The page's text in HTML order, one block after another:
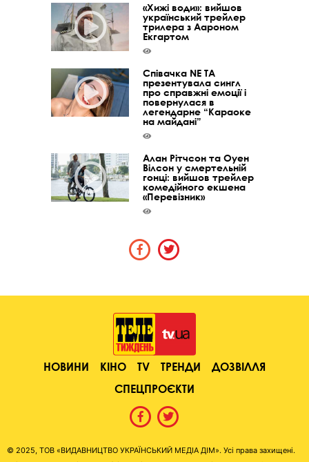
«Хижі води»: вийшов
український трейлер
трилера з Аароном
Екгартом
Співачка NE TA
презентувала сингл
про справжні емоції і
повернулася в
легендарне “Караоке
на майдані”
Алан Рітчсон та Оуен
Вілсон у смертельній
гонці: вийшов трейлер
комедійного екшена
«Перевізник»
НОВИНИ КІНО TV ТРЕНДИ
ДОЗВІЛЛЯ
СПЕЦПРОЄКТИ
© 2025, ТОВ «ВИДАВНИЦТВО УКРАЇНСЬКИЙ МЕДІА ДІМ». Усі права захищені.